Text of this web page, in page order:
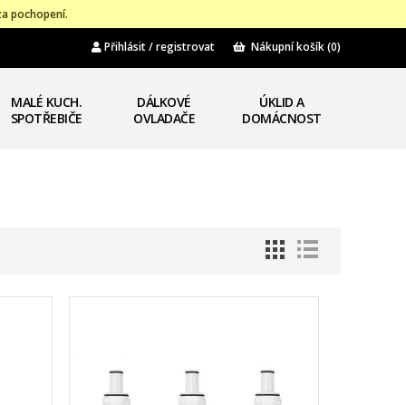
pochopení.
Přihlásit / registrovat Nákupní košík(0)
MALÉ KUCH.
SPOTŘEBIČE
DÁLKOVÉ
OVLADAČE
ÚKLID A
DOMÁCNOST